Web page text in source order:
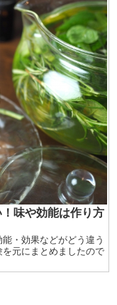
味や効能は作り方
・効果などがどう違う
元にまとめましたので